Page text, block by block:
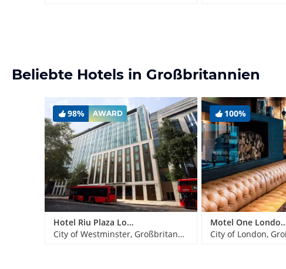
Beliebte Hotels in Großbritannien
98% AWARD
Hotel Riu Plaza London Victoria
City of Westminster, Großbritannien
100%
Motel One
City of London,